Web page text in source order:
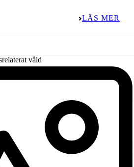
LÄS MER